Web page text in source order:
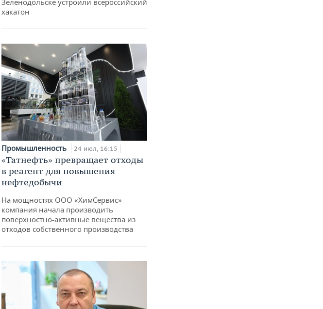
хакатон
Промышленность 24 июл, 16:15
«Татнефть» превращает отходы
в реагент для повышения
нефтедобычи
На мощностях ООО «ХимСервис»
компания начала производить
поверхностно-активные вещества из
отходов собственного производства